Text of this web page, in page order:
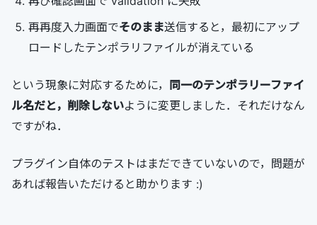
再再度入力画面でそのまま送信すると，最初にアップ
ロードしたテンポラリファイルが消えている
という現象に対応するために，
同一のテンポラリーファイ
ル名だと，削除しないように変更しました．それだけなん
ですがね．
プラグイン自体のテストはまだできていないので，問題が
あれば報告いただけると助かります :)